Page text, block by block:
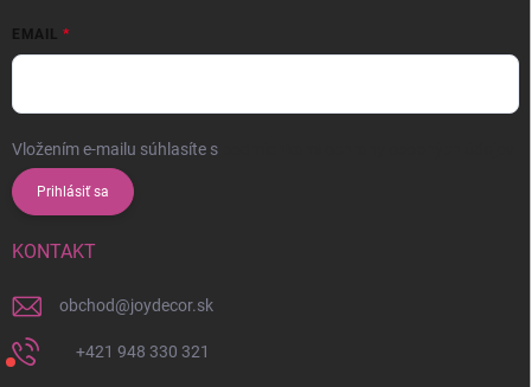
EMAIL
Vložením e-mailu súhlasíte s
Prihlásiť sa
KONTAKT
obchod@joydecor.sk
+421 948 330 321